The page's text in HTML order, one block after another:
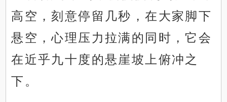
高空，刻意停留几秒，在大家脚下
悬空，心理压力拉满的同时，它会
在近乎九十度的悬崖坡上俯冲之
下。